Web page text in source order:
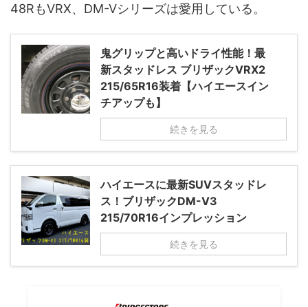
48RもVRX、DM-Vシリーズは愛用している。
鬼グリップと高いドライ性能！最
新スタッドレス ブリザックVRX2
215/65R16装着【ハイエースイン
チアップも】
続きを見る
ハイエースに最新SUVスタッドレ
ス！ブリザックDM-V3
215/70R16インプレッション
続きを見る